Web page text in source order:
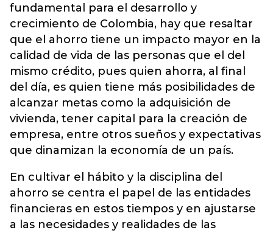
fundamental para el desarrollo y
crecimiento de Colombia, hay que resaltar
que el ahorro tiene un impacto mayor en la
calidad de vida de las personas que el del
mismo crédito, pues quien ahorra, al final
del día, es quien tiene más posibilidades de
alcanzar metas como la adquisición de
vivienda, tener capital para la creación de
empresa, entre otros sueños y expectativas
que dinamizan la economía de un país.
En cultivar el hábito y la disciplina del
ahorro se centra el papel de las entidades
financieras en estos tiempos y en ajustarse
a las necesidades y realidades de las